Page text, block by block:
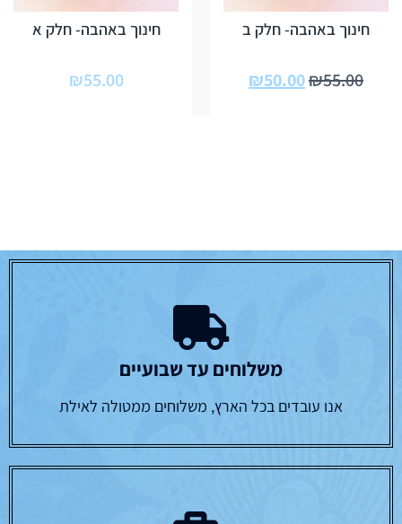
חינוך באהבה- חלק ב
₪55.00
₪50.00
חינוך באהבה- חלק א
₪55.00
משלוחים עד שבועיים
אנו עובדים בכל הארץ, משלוחים ממטולה לאילת